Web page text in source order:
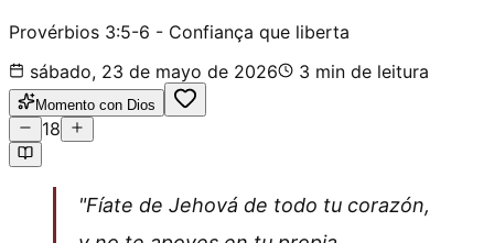
Provérbios 3:5-6 - Confiança que liberta
sábado, 23 de mayo de 2026
3 min de leitura
Momento con Dios
18
"Fíate de Jehová de todo tu corazón,